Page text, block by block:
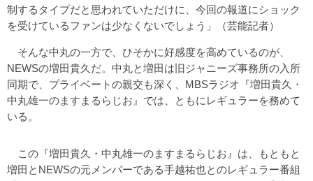
制するタイプだと思われていただけに、今回の報道にショック
を受けているファンは少なくないでしょう」（芸能記者）
そんな中丸の一方で、ひそかに好感度を高めているのが、
NEWSの増田貴久だ。中丸と増田は旧ジャニーズ事務所の入所
同期で、プライベートの親交も深く、MBSラジオ『増田貴久・
中丸雄一のますまるらじお』では、ともにレギュラーを務めて
いる。
この『増田貴久・中丸雄一のますまるらじお』は、もともと
増田とNEWSの元メンバーである手越祐也とのレギュラー番組